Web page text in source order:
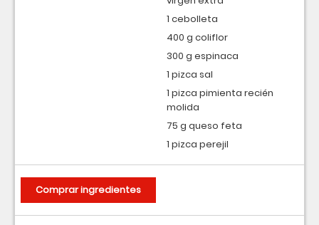
1 cebolleta
400 g coliflor
300 g espinaca
1 pizca sal
1 pizca pimienta recién
molida
75 g queso feta
1 pizca perejil
Comprar ingredientes